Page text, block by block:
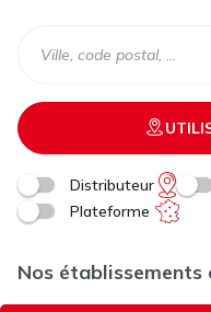
Distributeur
Plateforme
Nos établissements